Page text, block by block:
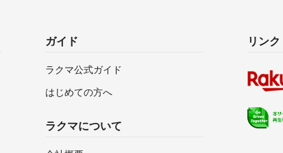
ガイド
ラクマ公式ガイド
はじめての方へ
ラクマについて
リンク